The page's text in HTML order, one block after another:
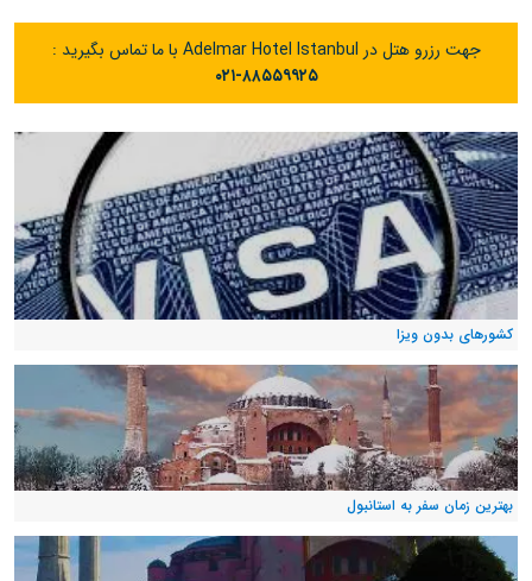
جهت رزرو هتل در Adelmar Hotel Istanbul با ما تماس بگیرید :
۰۲۱-۸۸۵۵۹۹۲۵
کشورهای بدون ویزا
بهترین زمان سفر به استانبول